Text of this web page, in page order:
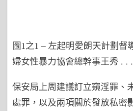
圖1之1 – 左起明愛朗天計劃督
婦女性暴力協會總幹事王秀 . .
保安局上周建議訂立窺淫罪、
處罪，以及兩項關於發放私密